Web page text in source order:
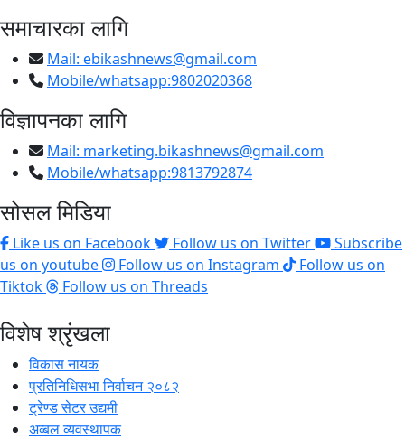
समाचारका लागि
Mail: ebikashnews@gmail.com
Mobile/whatsapp:9802020368
विज्ञापनका लागि
Mail: marketing.bikashnews@gmail.com
Mobile/whatsapp:9813792874
सोसल मिडिया
Like us on Facebook Follow us on Twitter
Subscribe
us on youtube
Follow us on Instagram
Follow us on
Tiktok
Follow us on Threads
विशेष श्रृंखला
विकास नायक
प्रतिनिधिसभा निर्वाचन २०८२
ट्रेण्ड सेटर उद्यमी
अव्बल व्यवस्थापक